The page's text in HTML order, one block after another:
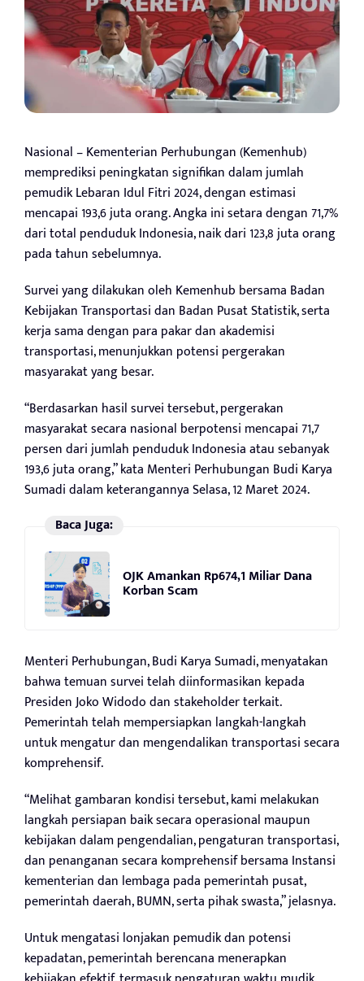
Nasional – Kementerian Perhubungan (Kemenhub)
memprediksi peningkatan signifikan dalam jumlah
pemudik Lebaran Idul Fitri 2024, dengan estimasi
mencapai 193,6 juta orang. Angka ini setara dengan 71,7%
dari total penduduk Indonesia, naik dari 123,8 juta orang
pada tahun sebelumnya.
Survei yang dilakukan oleh Kemenhub bersama Badan
Kebijakan Transportasi dan Badan Pusat Statistik, serta
kerja sama dengan para pakar dan akademisi
transportasi, menunjukkan potensi pergerakan
masyarakat yang besar.
“Berdasarkan hasil survei tersebut, pergerakan
masyarakat secara nasional berpotensi mencapai 71,7
persen dari jumlah penduduk Indonesia atau sebanyak
193,6 juta orang,” kata Menteri Perhubungan Budi Karya
Sumadi dalam keterangannya Selasa, 12 Maret 2024.
Baca Juga:
OJK Amankan Rp674,1 Miliar Dana
Korban Scam
Menteri Perhubungan, Budi Karya Sumadi, menyatakan
bahwa temuan survei telah diinformasikan kepada
Presiden Joko Widodo dan stakeholder terkait.
Pemerintah telah mempersiapkan langkah-langkah
untuk mengatur dan mengendalikan transportasi secara
komprehensif.
“Melihat gambaran kondisi tersebut, kami melakukan
langkah persiapan baik secara operasional maupun
kebijakan dalam pengendalian, pengaturan transportasi,
dan penanganan secara komprehensif bersama Instansi
kementerian dan lembaga pada pemerintah pusat,
pemerintah daerah, BUMN, serta pihak swasta,” jelasnya.
Untuk mengatasi lonjakan pemudik dan potensi
kepadatan, pemerintah berencana menerapkan